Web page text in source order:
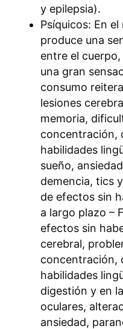
y epilepsia).
Psíquicos: En
produce una
entre el
una gran
consumo
lesiones
memoria,
concentración,
habilidades
sueño,
demencia, tics
de efectos sin
a largo plazo –
efectos sin
cerebral,
concentración,
habilidades
digestión y en
oculares,
ansiedad,